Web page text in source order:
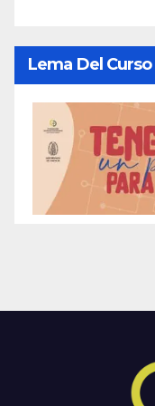
Lema Del Curso